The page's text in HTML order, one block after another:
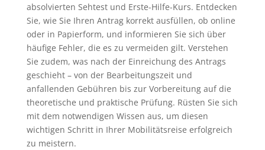
absolvierten Sehtest und Erste-Hilfe-Kurs. Entdecken
Sie, wie Sie Ihren Antrag korrekt ausfüllen, ob online
oder in Papierform, und informieren Sie sich über
häufige Fehler, die es zu vermeiden gilt. Verstehen
Sie zudem, was nach der Einreichung des Antrags
geschieht – von der Bearbeitungszeit und
anfallenden Gebühren bis zur Vorbereitung auf die
theoretische und praktische Prüfung. Rüsten Sie sich
mit dem notwendigen Wissen aus, um diesen
wichtigen Schritt in Ihrer Mobilitätsreise erfolgreich
zu meistern.